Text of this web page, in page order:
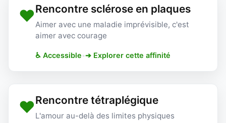
❤️Rencontre sclérose en plaques
Aimer avec une maladie imprévisible, c'est
aimer avec courage
♿ Accessible•➔ Explorer cette affinité
❤️Rencontre tétraplégique
L'amour au-delà des limites physiques